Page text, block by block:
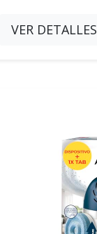
VER DETALLES